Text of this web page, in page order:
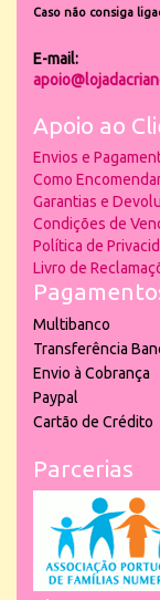
Caso não consiga
E-mail:
Apoio ao
Envios e
Como
Garantias e
Condições de
Política de
Livro de
Multibanco
Transferência
Envio à Cobrança
Paypal
Cartão de Crédito
Parcerias